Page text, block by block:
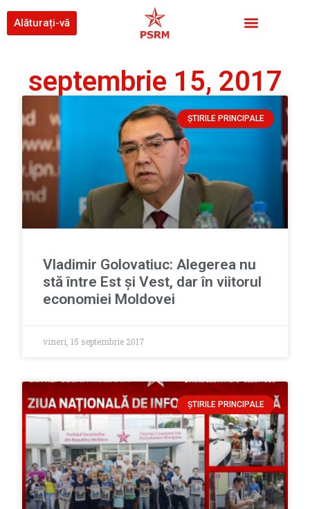
Alăturați-vă
septembrie 15, 2017
ȘTIRILE PRINCIPALE
Vladimir Golovatiuc: Alegerea nu
stă între Est și Vest, dar în viitorul
economiei Moldovei
vineri, 15 septembrie 2017
ȘTIRILE PRINCIPALE